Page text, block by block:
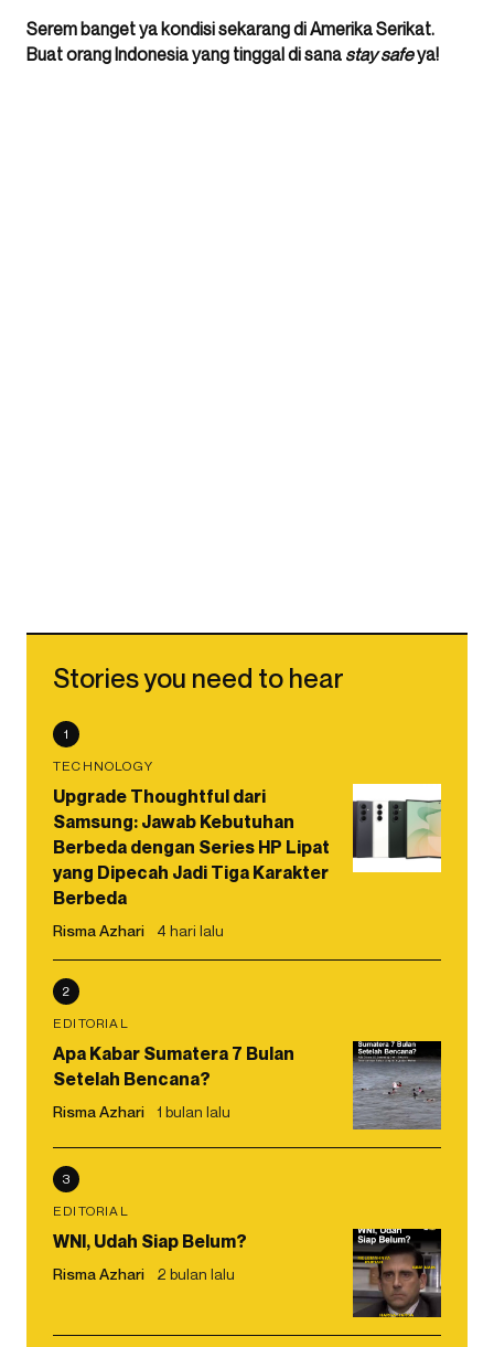
Serem banget ya kondisi sekarang di Amerika Serikat.
Buat orang Indonesia yang tinggal di sana stay safeya!
Stories you need to hear
1
TECHNOLOGY
Upgrade Thoughtful dari
Samsung: Jawab Kebutuhan
Berbeda dengan Series HP Lipat
yang Dipecah Jadi Tiga Karakter
Berbeda
Risma Azhari 4 hari lalu
2
EDITORIAL
Apa Kabar Sumatera 7 Bulan
Setelah Bencana?
Risma Azhari 1 bulan lalu
3
EDITORIAL
WNI, Udah Siap Belum?
Risma Azhari 2 bulan lalu